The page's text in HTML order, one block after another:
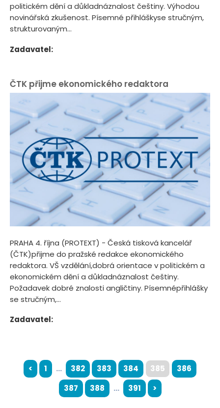
politickém dění a důkladnáznalost češtiny. Výhodou
novinářská zkušenost. Písemné přihláškyse stručným,
strukturovaným...
Zadavatel:
ČTK přijme ekonomického redaktora
PRAHA 4. října (PROTEXT) - Česká tisková kancelář
(ČTK)přijme do pražské redakce ekonomického
redaktora. VŠ vzdělání,dobrá orientace v politickém a
ekonomickém dění a důkladnáznalost češtiny.
Požadavek dobré znalosti angličtiny. Písemnépřihlášky
se stručným,...
Zadavatel:
< 1 ... 382 383 384 385
386
387
388 ... 391 >